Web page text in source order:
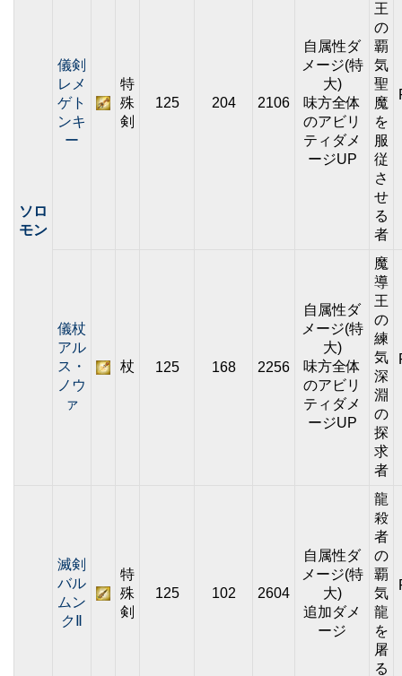
ソロ
モン
儀剣
レメ
ゲト
ンキ
ー
特
殊
剣
125 204 2106
自属性ダ
メージ(特
大)
味方全体
のアビリ
ティダメ
ージUP
王
の
覇
気
聖
魔
を
服
従
さ
せ
る
者
儀杖
アル
ス・
ノウ
ァ
杖 125 168 2256
自属性ダ
メージ(特
大)
味方全体
のアビリ
ティダメ
ージUP
魔
導
王
の
練
気
深
淵
の
探
求
者
滅剣
バル
ムン
クⅡ
特
殊
剣
125 102 2604
自属性ダ
メージ(特
大)
追加ダメ
ージ
龍
殺
者
の
覇
気
龍
を
屠
る